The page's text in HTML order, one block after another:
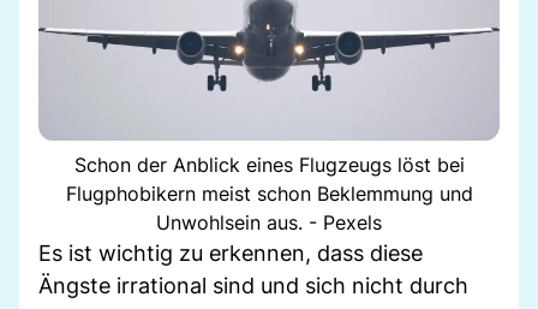
Schon der Anblick eines Flugzeugs löst bei
Flugphobikern meist schon Beklemmung und
Unwohlsein aus. - Pexels
Es ist wichtig zu erkennen, dass diese
Ängste irrational sind und sich nicht durch